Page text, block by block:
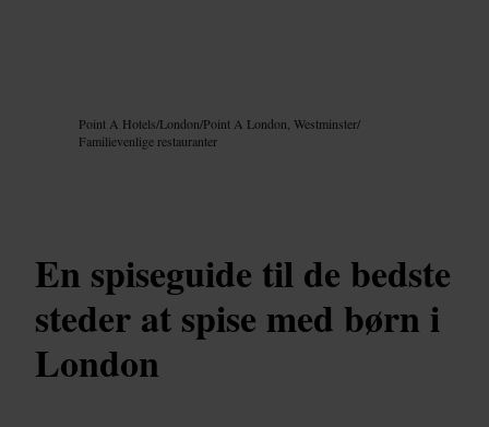
Point A Hotels/London/Point A London, Westminster/
Familievenlige restauranter
En spiseguide til de bedste
steder at spise med børn i
London